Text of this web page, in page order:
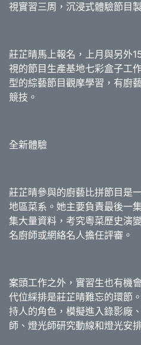
視實習三周，沉浸式體驗節目
莊芷晴馬上報名，上月與另外
視的節目生產基地七彩盒子工
型的綜藝節目觀摩學習，有廚
競技。
全新體驗
莊芷晴參與的廚藝比拼節目是
地區菜系。她主要負責最後一
集大量資料，考究粵菜歷史演
名廚師或網絡名人擔任評審。
案頭工作之外，實習生也有機
代位綵排是莊芷晴難忘的環節
持人的角色，模擬進入錄影廠
師、燈光師研究動線和燈光安